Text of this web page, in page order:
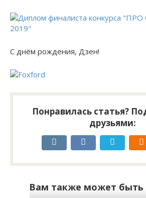
C днём рождения, Дзен!
Понравилась статья?
друзьями:
Вам также может быть